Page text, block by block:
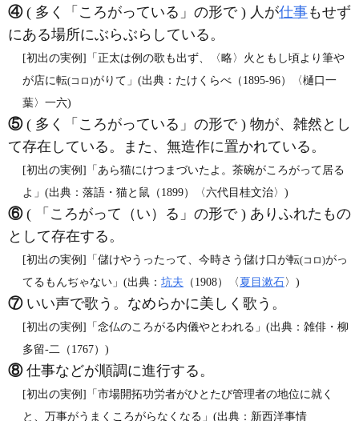
④( 多く「ころがっている」の形で ) 人が仕事もせず
にある場所にぶらぶらしている。
[初出の実例]「正太は例の歌も出ず、〈略〉火ともし頃より筆や
が店に転(コロ)がりて」(出典：たけくらべ（1895‐96）〈樋口一
葉〉一六)
⑤( 多く「ころがっている」の形で ) 物が、雑然とし
て存在している。また、無造作に置かれている。
[初出の実例]「あら猫にけつまづいたよ。茶碗がころがって居る
よ」(出典：落語・猫と鼠（1899）〈六代目桂文治〉)
⑥( 「ころがって（い）る」の形で ) ありふれたもの
として存在する。
[初出の実例]「儲けやうったって、今時さう儲け口が転(コロ)がっ
てるもんぢゃない」(出典： 坑夫 （1908）〈夏目漱石〉)
⑦いい声で歌う。なめらかに美しく歌う。
[初出の実例]「念仏のころがる内儀やとわれる」(出典：雑俳・柳
多留‐二（1767）)
⑧仕事などが順調に進行する。
[初出の実例]「市場開拓功労者がひとたび管理者の地位に就く
と、万事がうまくころがらなくなる」(出典：新西洋事情